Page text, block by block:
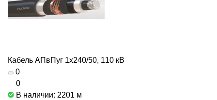
Кабель АПвПуг 1х240/50, 110 кВ
0
0
В наличии: 2201 м